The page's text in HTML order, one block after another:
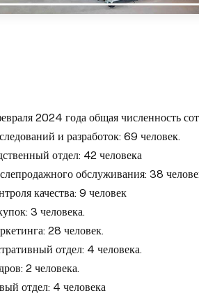
2024 года общая численность
и разработок: 69 человек.
отдел: 42 человека
обслуживания: 38
качества: 9 человек
3 человека.
28 человек.
отдел: 4 человека.
2 человека.
отдел: 4 человека